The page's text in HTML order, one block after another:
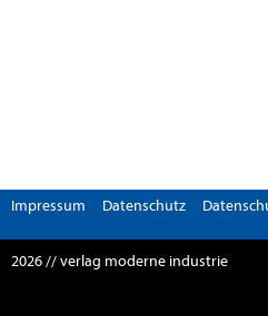
Impressum Datenschutz
2026 // verlag moderne industrie